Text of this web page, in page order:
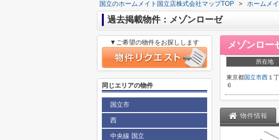
国立のホームメイト国立店株式会社マップTOP > ホームメ
過去掲載物件：メゾンローゼ
メゾンロー
所在地
東京都国立市西 １
６
物件情報
▼ご希望の物件をお探しします
同じエリアの物件
国立市
西
中央線 国立